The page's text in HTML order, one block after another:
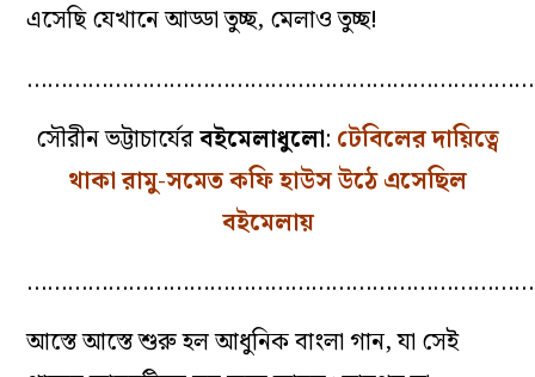
এসেছি যেখানে আড্ডা তুচ্ছ, মেলাও তুচ্ছ!
সৌরীন ভট্টাচার্যেরবইমেলাধুলো: টেবিলের দায়িত্বে
থাকা রামু-সমেত কফি হাউস উঠে এসেছিল
বইমেলায়
আস্তে আস্তে শুরু হল আধুনিক বাংলা গান, যা সেই